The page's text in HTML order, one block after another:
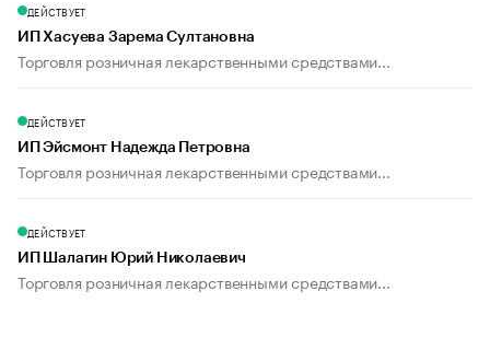
ДЕЙСТВУЕТ
ИП Хасуева Зарема Султановна
Торговля розничная лекарственными средствами...
ДЕЙСТВУЕТ
ИП Эйсмонт Надежда Петровна
Торговля розничная лекарственными средствами...
ДЕЙСТВУЕТ
ИП Шалагин Юрий Николаевич
Торговля розничная лекарственными средствами...